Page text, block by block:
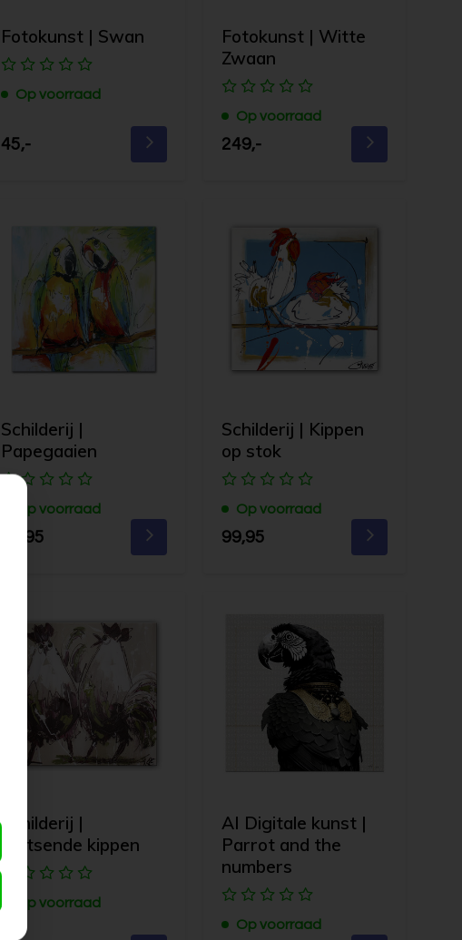
Fotokunst | Swan
Op voorraad
45,-
Fotokunst | Witte
Zwaan
Op voorraad
249,-
Schilderij |
Papegaaien
Op voorraad
99,95
Schilderij | Kippen
op stok
Op voorraad
99,95
Schilderij |
Kletsende kippen
Op voorraad
AI Digitale kunst |
Parrot and the
numbers
Op voorraad